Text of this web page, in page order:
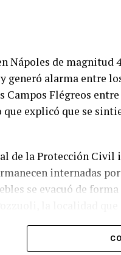
Nápoles de magnitud
generó alarma entre
Campos Flégreos
explicó que se
de la Protección Civil
internadas
se evacuó de
circularon muestran
una construcción se